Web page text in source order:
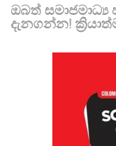
ඔබත්
දැනගන්න!